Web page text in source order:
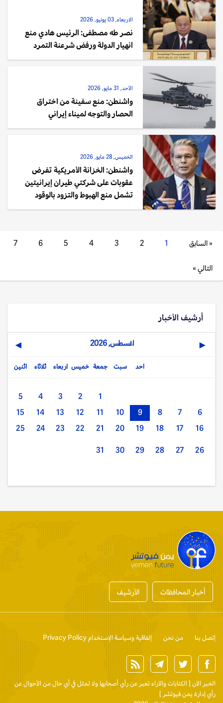
الاربعاء, 03 يونيو, 2026
نصر طه مصطفى: الرئيس هادي منع
انهيار الدولة ورفض شرعنة التمرد
الأحد, 31 مايو, 2026
واشنطن: منع سفينة من اختراق
الحصار والتوجه لميناء إيراني
الخميس, 28 مايو, 2026
واشنطن: الخزانة الأمريكية تفرض
عقوبات على شركتي طيران إيرانيتين
تشمل منع الهبوط والتزود بالوقود
« السابق 1
2
3
4
5
6
7
التالي »
أرشيف الأخبار
◀ اغسطس, 2026 ▶
اثنين ثلاثاء اربعاء خميس جمعة سبت احد
1
2
3
4
5
6
7
8
9
10
11
12
13
14
15
16
17
18
19
20
21
22
23
24
25
26
27
28
29
30
31
أخبار المحافظات الأرشيف
إتصل بنا من نحن إتفاقية وسياسة الإستخدام Privacy Policy
الخبر الآن [ الكتابات والآراء تعبر عن رأي أصحابها ولا تمثل في أي حال من الأحوال عن
رأي إدارة يمن فيوتشر ]